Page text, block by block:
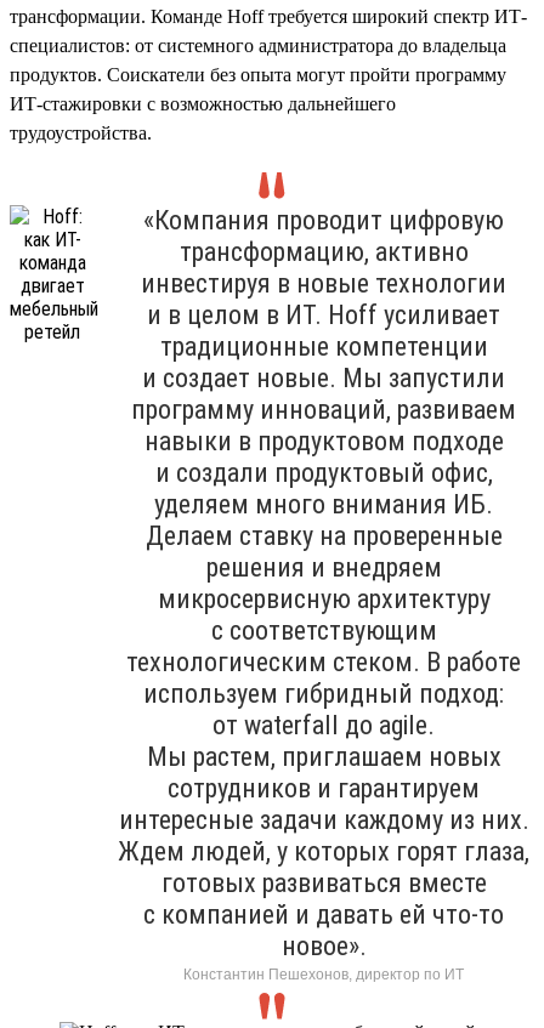
трансформации. Команде Hoff требуется широкий спектр ИТ-
специалистов: от системного администратора до владельца
продуктов. Соискатели без опыта могут пройти программу
ИТ-стажировки с возможностью дальнейшего
трудоустройства.
«Компания проводит цифровую
трансформацию, активно
инвестируя в новые технологии
и в целом в ИТ. Hoff усиливает
традиционные компетенции
и создает новые. Мы запустили
программу инноваций, развиваем
навыки в продуктовом подходе
и создали продуктовый офис,
уделяем много внимания ИБ.
Делаем ставку на проверенные
решения и внедряем
микросервисную архитектуру
с соответствующим
технологическим стеком. В работе
используем гибридный подход:
от waterfall до agile.
Мы растем, приглашаем новых
сотрудников и гарантируем
интересные задачи каждому из них.
Ждем людей, у которых горят глаза,
готовых развиваться вместе
с компанией и давать ей что-то
новое».
Константин Пешехонов, директор по ИТ